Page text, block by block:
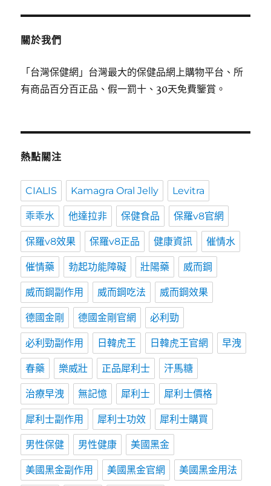
關於我們
「台灣保健網」台灣最大的保健品網上購物平台、所
有商品百分百正品、假一罰十、30天免費鑒賞。
熱點關注
CIALIS Kamagra Oral Jelly Levitra
乖乖水 他達拉非 保健食品 保羅v8官網
保羅v8效果 保羅v8正品 健康資訊 催情水
催情藥 勃起功能障礙 壯陽藥 威而鋼
威而鋼副作用 威而鋼吃法 威而鋼效果
德國金剛 德國金剛官網 必利勁
必利勁副作用 日韓虎王 日韓虎王官網 早洩
春藥 樂威壯 正品犀利士 汗馬糖
治療早洩 無記憶 犀利士 犀利士價格
犀利士副作用 犀利士功效 犀利士購買
男性保健 男性健康 美國黑金
美國黑金副作用 美國黑金官網 美國黑金用法